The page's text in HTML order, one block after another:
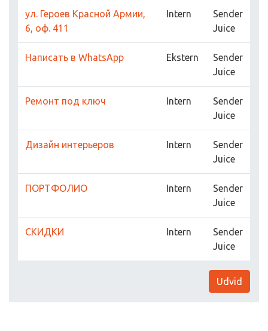
ул. Героев Красной Армии,
6, оф. 411
Intern
Sender
Juice
Написать в WhatsApp Ekstern
Sender
Juice
Ремонт под ключ Intern
Sender
Juice
Дизайн интерьеров Intern
Sender
Juice
ПОРТФОЛИО Intern
Sender
Juice
СКИДКИ Intern
Sender
Juice
Udvid